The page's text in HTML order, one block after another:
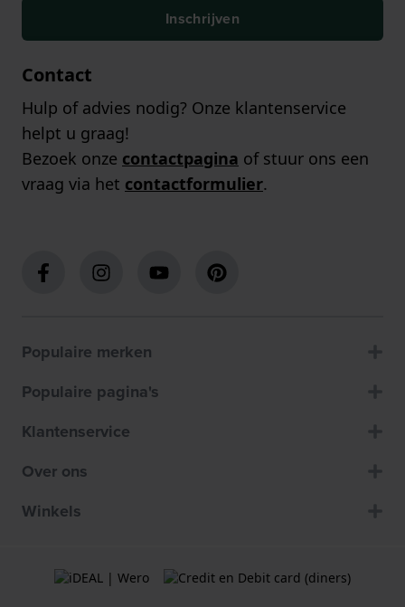
Inschrijven
Contact
Hulp of advies nodig? Onze klantenservice
helpt u graag!
Bezoek onze contactpagina of stuur ons een
vraag via het contactformulier.
Populaire merken
Populaire pagina's
Klantenservice
Over ons
Winkels